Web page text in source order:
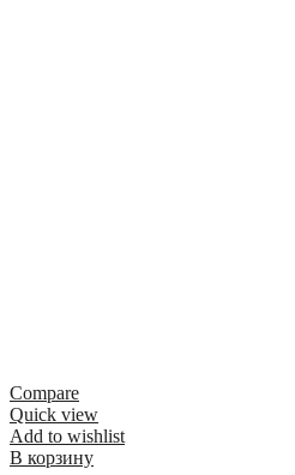
Compare
Quick view
Add to wishlist
В корзину